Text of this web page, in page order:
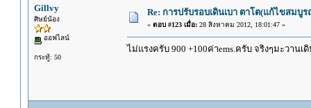
Gillvy
ศิษย์น้อง
ออฟไลน์
กระทู้: 50
Re: การปรับรอบเดินเบา ตาโต(แก้ไขสมบู
« ตอบ #123 เมื่อ:28 สิงหาคม 2012, 18:01:47 »
ไม่แรงครับ 900 +100ค่าems.ครับ จริงๆมะวาน